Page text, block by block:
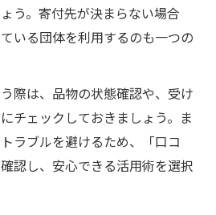
う。寄付先が決まらない場合
いる団体を利用するのも一つの
際は、品物の状態確認や、受け
チェックしておきましょう。ま
ラブルを避けるため、「口コ
認し、安心できる活用術を選択